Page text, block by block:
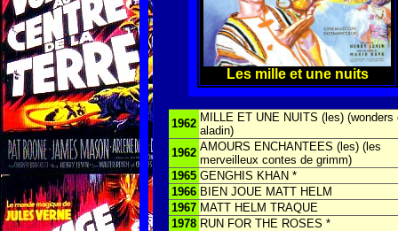
Les mille et une nuits
1962 MILLE ET UNE NUITS (les) (wonders
aladin)
1962 AMOURS ENCHANTEES (les) (les
merveilleux contes de grimm)
1965 GENGHIS KHAN *
1966 BIEN JOUE MATT HELM
1967 MATT HELM TRAQUE
1978 RUN FOR THE ROSES *